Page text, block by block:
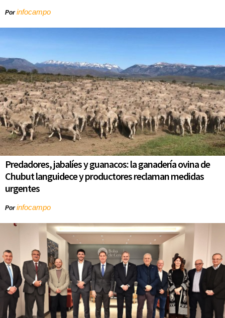
Porinfocampo
Predadores, jabalíes y guanacos: la ganadería ovina de
Chubut languidece y productores reclaman medidas
urgentes
Porinfocampo